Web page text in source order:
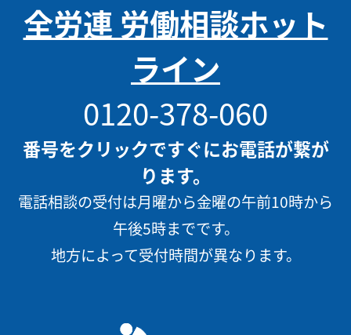
全労連 労働相談ホット
ライン
0120-378-060
番号をクリックですぐにお電話が繋が
ります。
電話相談の受付は月曜から金曜の午前10時から
午後5時までです。
地方によって受付時間が異なります。